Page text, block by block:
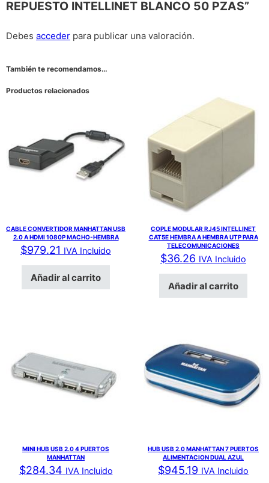
REPUESTO INTELLINET BLANCO 50 PZAS”
Debes acceder para publicar una valoración.
También te recomendamos…
Productos relacionados
CABLE CONVERTIDOR MANHATTAN USB
2.0 A HDMI 1080P MACHO-HEMBRA
$979.21 IVA Incluido
Añadir al carrito
COPLE MODULAR RJ45 INTELLINET
CAT5E HEMBRA A HEMBRA UTP PARA
TELECOMUNICACIONES
$36.26 IVA Incluido
Añadir al carrito
MINI HUB USB 2.0 4 PUERTOS
MANHATTAN
$284.34 IVA Incluido
HUB USB 2.0 MANHATTAN 7 PUERTOS
ALIMENTACION DUAL AZUL
$945.19 IVA Incluido